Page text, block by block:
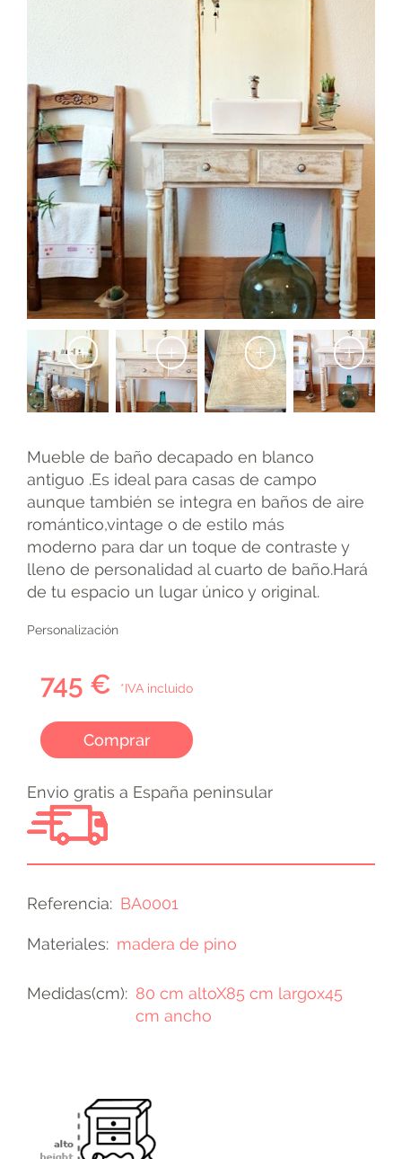
+ + + +
Mueble de baño decapado en blanco
antiguo .Es ideal para casas de campo
aunque también se integra en baños de aire
romántico,vintage o de estilo más
moderno para dar un toque de contraste y
lleno de personalidad al cuarto de baño.Hará
de tu espacio un lugar único y original.
Personalización
745 € *IVA incluido
Comprar
Envio gratis a España peninsular
Referencia BA0001
Materiales madera de pino
Medidas(cm)
80 cm altoX85 cm largox45
cm ancho